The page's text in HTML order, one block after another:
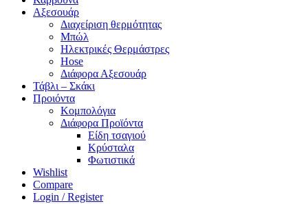
Αξεσουάρ
Διαχείριση θερμότητας
Μπώλ
Ηλεκτρικές Θερμάστρες
Hose
Διάφορα Αξεσουάρ
Τάβλι – Σκάκι
Προιόντα
Κομπολόγια
Διάφορα Προϊόντα
Είδη τσαγιού
Κρύσταλα
Φωτιστικά
Wishlist
Compare
Login / Register